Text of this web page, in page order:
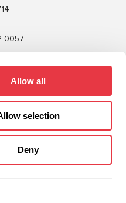
Allow all
selection
Deny
0057